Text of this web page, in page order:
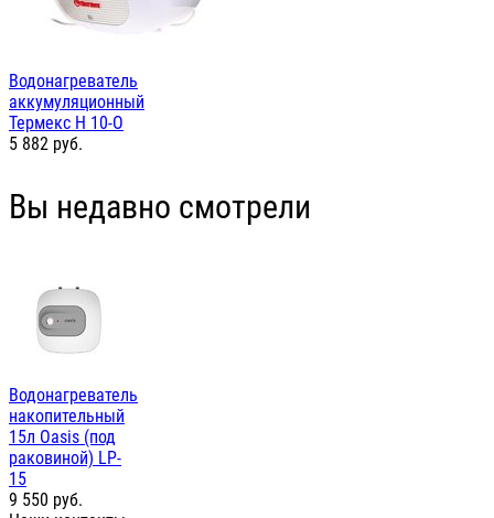
Водонагреватель
аккумуляционный
Термекс Н 10-О
5 882 руб.
Вы недавно смотрели
Водонагреватель
накопительный
15л Oasis (под
раковиной) LP-
15
9 550 руб.